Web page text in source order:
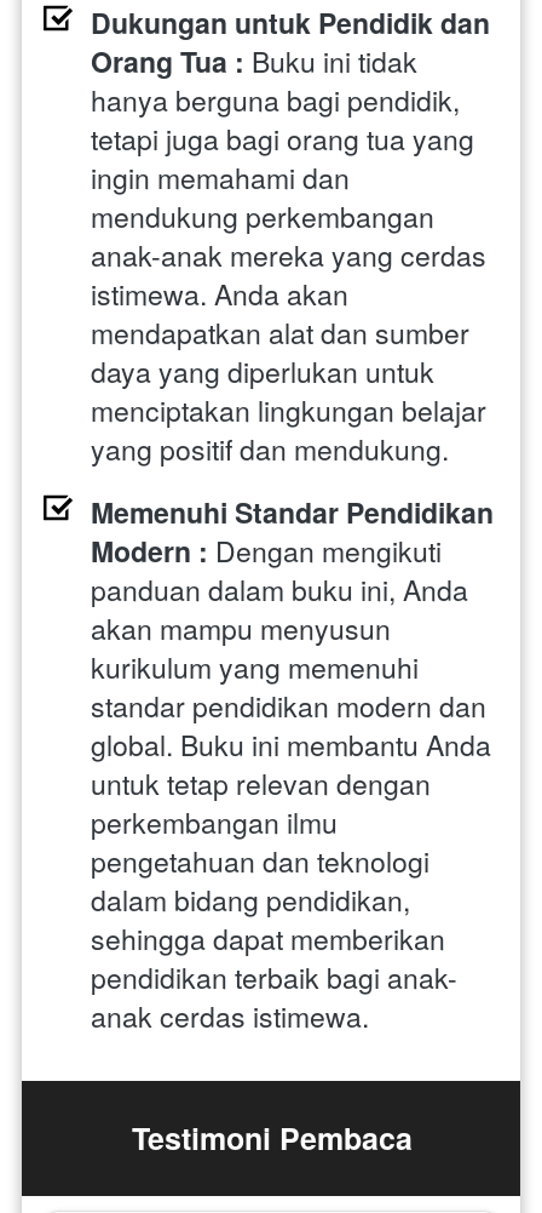
Dukungan untuk Pendidik dan
Orang Tua : Buku ini tidak
hanya berguna bagi pendidik,
tetapi juga bagi orang tua yang
ingin memahami dan
mendukung perkembangan
anak-anak mereka yang cerdas
istimewa. Anda akan
mendapatkan alat dan sumber
daya yang diperlukan untuk
menciptakan lingkungan belajar
yang positif dan mendukung.
Memenuhi Standar Pendidikan
Modern : Dengan mengikuti
panduan dalam buku ini, Anda
akan mampu menyusun
kurikulum yang memenuhi
standar pendidikan modern dan
global. Buku ini membantu Anda
untuk tetap relevan dengan
perkembangan ilmu
pengetahuan dan teknologi
dalam bidang pendidikan,
sehingga dapat memberikan
pendidikan terbaik bagi anak-
anak cerdas istimewa.
Testimoni Pembaca